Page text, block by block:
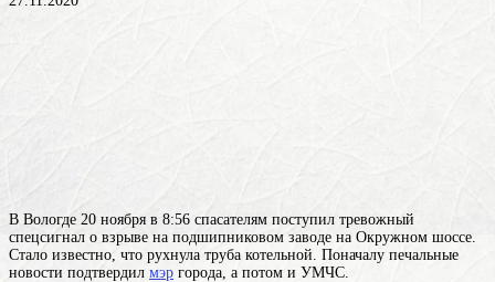
В Вологде 20 ноября в 8:56 спасателям поступил тревожный
спецсигнал о взрыве на подшипниковом заводе на Окружном шоссе.
Стало известно, что рухнула труба котельной. Поначалу печальные
новости подтвердил мэр города, а потом и УМЧС.